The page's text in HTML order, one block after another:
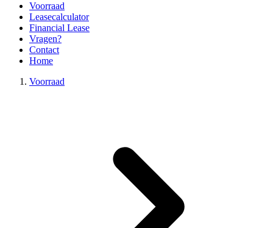
Voorraad
Leasecalculator
Financial Lease
Vragen?
Contact
Home
Voorraad